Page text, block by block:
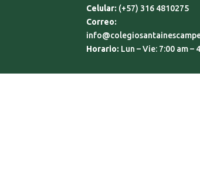
Celular: (+57) 316 4810275
Correo:
Horario: Lun – Vie: 7:00 am –